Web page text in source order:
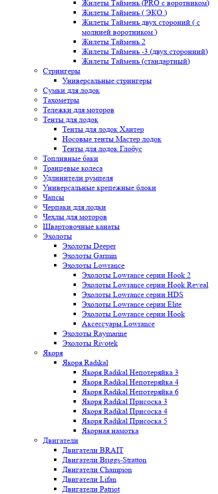
Жилеты Таймень (PRO c воротником)
Жилеты Таймень ( ЭКО )
Жилеты Таймень двух стороний ( с
молнией воротником )
Жилеты Таймень 2
Жилеты Таймень -3 (двух.сторонний)
Жилеты Таймень (стандартный)
Стрингеры
Универсальные стрингеры
Сумки для лодок
Тахометры
Тележки для моторов
Тенты для лодок
Тенты для лодок Хантер
Носовые тенты Мастер лодок
Тенты для лодок Глобус
Топливные баки
Транцевые колеса
Удлинители румпеля
Универсальные крепежные блоки
Чапсы
Черпаки для лодки
Чехлы для моторов
Швартовочные канаты
Эхолоты
Эхолоты Deeper
Эхолоты Garmin
Эхолоты Lowrance
Эхолоты Lowrance серии Hook 2
Эхолоты Lowrance серии Hook Reveal
Эхолоты Lowrance серии HDS
Эхолоты Lowrance серии Elite
Эхолоты Lowrance серии Hook
Аксессуары Lowrance
Эхолоты Raymarine
Эхолоты Rivotek
Якоря
Якоря Radikal
Якоря Radikal Непотеряйка 3
Якоря Radikal Непотеряйка 4
Якоря Radikal Непотеряйка 6
Якоря Radikal Присоска 3
Якоря Radikal Присоска 4
Якоря Radikal Присоска 5
Якорная намотка
Двигатели
Двигатели BRAIT
Двигатели Briggs-Stratton
Двигатели Champion
Двигатели Lifan
Двигатели Patriot